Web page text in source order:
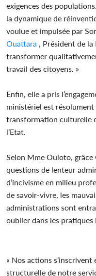
exigences des
la dynamique de
voulue et impulsée par
Ouattara , Président de
transformer
travail des citoyens. »
Enfin, elle a pris
ministériel est résolument
transformation culturelle
l’Etat.
Selon Mme Ouloto, grâce
questions de lenteur
d’incivisme en milieu
de savoir-vivre, les
administrations sont
oublier dans les pratiques
« Nos actions
structurelle de notre